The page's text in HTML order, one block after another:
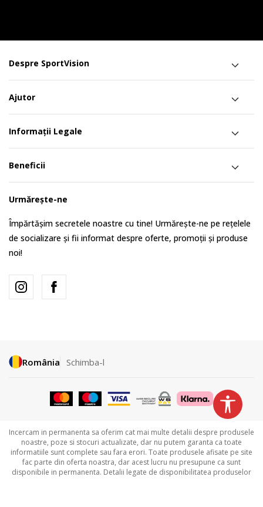
Despre SportVision
Ajutor
Informații Legale
Beneficii
Urmărește-ne
Împărtășim secretele noastre cu tine! Urmărește-ne pe rețelele
de socializare și fii informat despre oferte, promoții și produse
noi!
România Schimba-l
Incercam in permanenta sa oferim cat mai multe detalii despre produsele
noastre, poze si stocuri actualizate, dar nu putem garanta ca toate
informatiile sunt complete sau fara erori. Toate produsele afisate pe site
fac parte din oferta noastra, dar acest lucru nu presupune ca sunt
disponibile in permanenta. Detalii legate de disponibilitatea produselor